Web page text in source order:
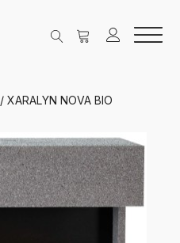
/ XARALYN NOVA BIO